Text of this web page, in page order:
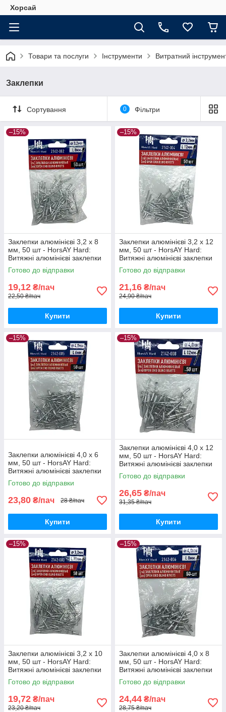
Хорсай
Товари та послуги Інструменти Витратний
Заклепки
Сортування 0 Фільтри
–15%
Заклепки алюмінієві 3,2 х 8
мм, 50 шт - HorsAY Hard:
Витяжні алюмінієві заклепки
зі сталевою шпилькою
Готово до відправки
19,12 ₴/пач
22,50 ₴/пач
Купити
–15%
Заклепки алюмінієві 3,2 х 12
мм, 50 шт - HorsAY Hard:
Витяжні алюмінієві заклепки
зі сталевою шпилькою
Готово до відправки
21,16 ₴/пач
24,90 ₴/пач
Купити
–15%
Заклепки алюмінієві 4,0 х 6
мм, 50 шт - HorsAY Hard:
Витяжні алюмінієві заклепки
зі сталевою шпилькою
Готово до відправки
23,80 ₴/пач 28 ₴/пач
Купити
–15%
Заклепки алюмінієві 4,0 х 12
мм, 50 шт - HorsAY Hard:
Витяжні алюмінієві заклепки
зі сталевою шпилькою
Готово до відправки
26,65 ₴/пач
31,35 ₴/пач
Купити
–15%
Заклепки алюмінієві 3,2 х 10
мм, 50 шт - HorsAY Hard:
Витяжні алюмінієві заклепки
зі сталевою шпилькою
Готово до відправки
19,72 ₴/пач
23,20 ₴/пач
–15%
Заклепки алюмінієві 4,0 х 8
мм, 50 шт - HorsAY Hard:
Витяжні алюмінієві заклепки
зі сталевою шпилькою
Готово до відправки
24,44 ₴/пач
28,75 ₴/пач